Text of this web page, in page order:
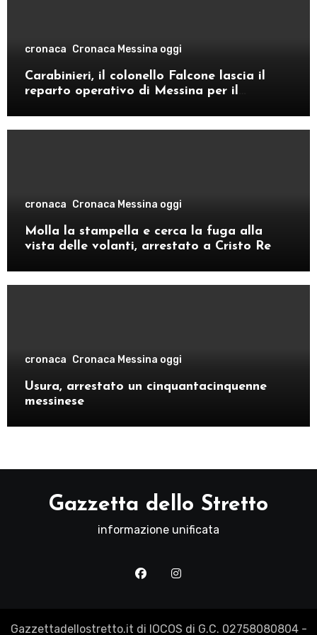
cronaca Cronaca Messina oggi
Carabinieri, il colonello Falcone lascia il
reparto operativo di Messina per il
cronaca Cronaca Messina oggi
Molla la stampella e cerca la fuga alla
vista delle volanti, arrestato a Cristo Re
cronaca Cronaca Messina oggi
Usura, arrestato un cinquantacinquenne
messinese
Gazzetta dello Stretto
informazione unificata
Gazzettadellostretto.it di IOCOS di G.C. 02758080804 -